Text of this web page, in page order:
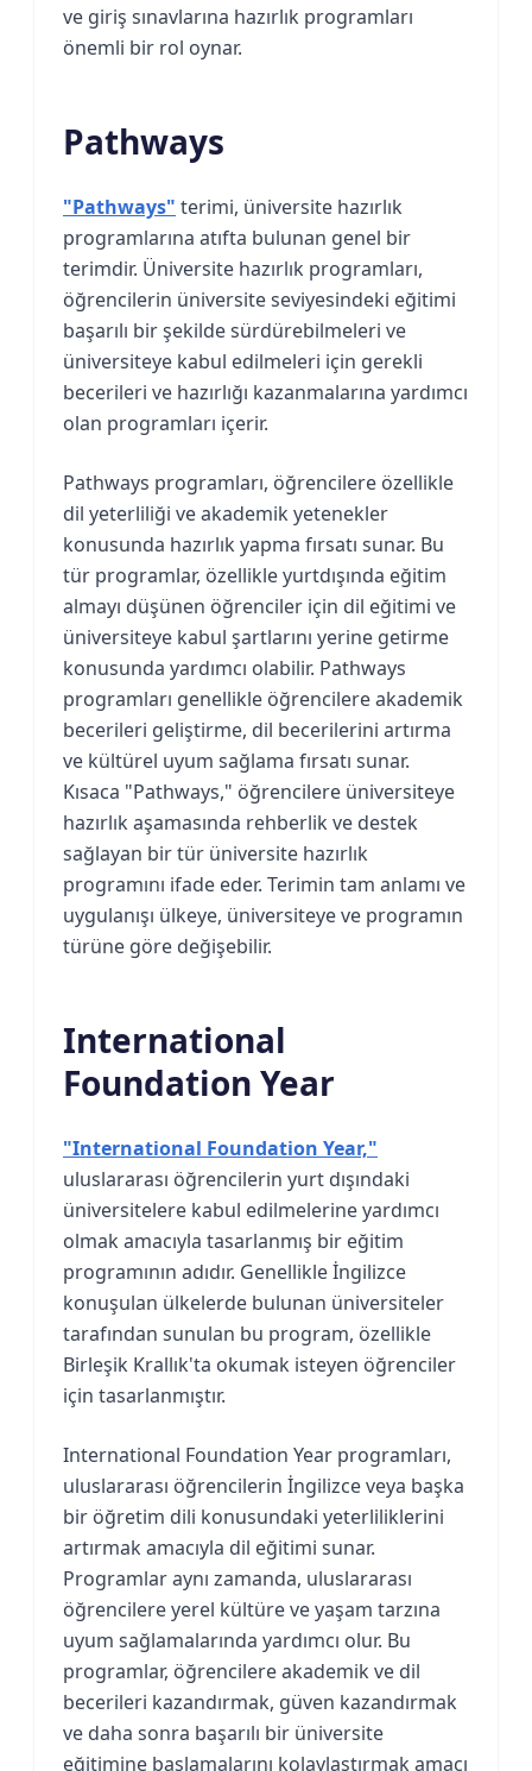
ve giriş sınavlarına hazırlık programları
önemli bir rol oynar.
Pathways
"Pathways" terimi, üniversite hazırlık
programlarına atıfta bulunan genel bir
terimdir. Üniversite hazırlık programları,
öğrencilerin üniversite seviyesindeki eğitimi
başarılı bir şekilde sürdürebilmeleri ve
üniversiteye kabul edilmeleri için gerekli
becerileri ve hazırlığı kazanmalarına yardımcı
olan programları içerir.
Pathways programları, öğrencilere özellikle
dil yeterliliği ve akademik yetenekler
konusunda hazırlık yapma fırsatı sunar. Bu
tür programlar, özellikle yurtdışında eğitim
almayı düşünen öğrenciler için dil eğitimi ve
üniversiteye kabul şartlarını yerine getirme
konusunda yardımcı olabilir. Pathways
programları genellikle öğrencilere akademik
becerileri geliştirme, dil becerilerini artırma
ve kültürel uyum sağlama fırsatı sunar.
Kısaca "Pathways," öğrencilere üniversiteye
hazırlık aşamasında rehberlik ve destek
sağlayan bir tür üniversite hazırlık
programını ifade eder. Terimin tam anlamı ve
uygulanışı ülkeye, üniversiteye ve programın
türüne göre değişebilir.
International
Foundation Year
"International Foundation Year,"
uluslararası öğrencilerin yurt dışındaki
üniversitelere kabul edilmelerine yardımcı
olmak amacıyla tasarlanmış bir eğitim
programının adıdır. Genellikle İngilizce
konuşulan ülkelerde bulunan üniversiteler
tarafından sunulan bu program, özellikle
Birleşik Krallık'ta okumak isteyen öğrenciler
için tasarlanmıştır.
International Foundation Year programları,
uluslararası öğrencilerin İngilizce veya başka
bir öğretim dili konusundaki yeterliliklerini
artırmak amacıyla dil eğitimi sunar.
Programlar aynı zamanda, uluslararası
öğrencilere yerel kültüre ve yaşam tarzına
uyum sağlamalarında yardımcı olur. Bu
programlar, öğrencilere akademik ve dil
becerileri kazandırmak, güven kazandırmak
ve daha sonra başarılı bir üniversite
eğitimine başlamalarını kolaylaştırmak amacı